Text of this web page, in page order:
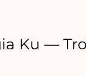
Ku —